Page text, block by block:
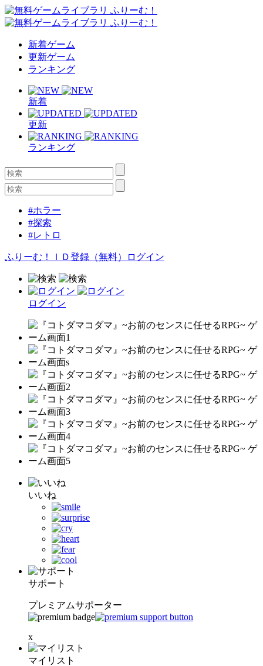
新着ゲーム
更新ゲーム
ランキング
新着
更新
ランキング
#ホラー
#探索
#レトロ
ふりーむ！ＩＤ登録（無料） ログイン
ログイン
いいね
サポート
プレミアムサポーター
x
マイリスト